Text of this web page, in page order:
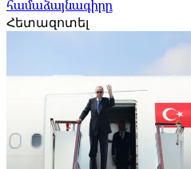
համաձայնագիրը
Հետազոտել